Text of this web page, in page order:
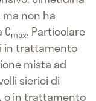
ma non ha
max. Particolare
in trattamento
mista ad
sierici di
o in trattamento